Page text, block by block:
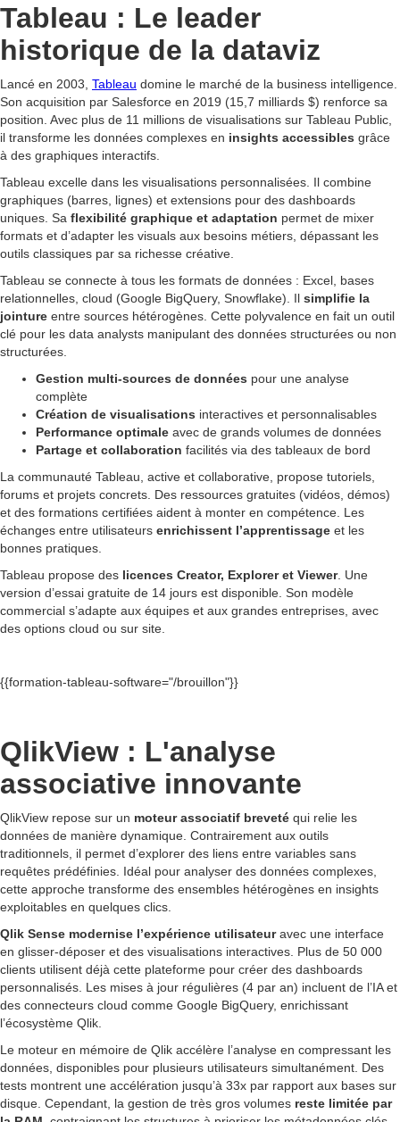
Tableau : Le leader
historique de la dataviz
Lancé en 2003, Tableau domine le marché de la business intelligence.
Son acquisition par Salesforce en 2019 (15,7 milliards $) renforce sa
position. Avec plus de 11 millions de visualisations sur Tableau Public,
il transforme les données complexes en insights accessibles grâce
à des graphiques interactifs.
Tableau excelle dans les visualisations personnalisées. Il combine
graphiques (barres, lignes) et extensions pour des dashboards
uniques. Sa flexibilité graphique et adaptation permet de mixer
formats et d’adapter les visuals aux besoins métiers, dépassant les
outils classiques par sa richesse créative.
Tableau se connecte à tous les formats de données : Excel, bases
relationnelles, cloud (Google BigQuery, Snowflake). Il simplifie la
jointure entre sources hétérogènes. Cette polyvalence en fait un outil
clé pour les data analysts manipulant des données structurées ou non
structurées.
Gestion multi-sources de données pour une analyse
complète
Création de visualisations interactives et personnalisables
Performance optimale avec de grands volumes de données
Partage et collaboration facilités via des tableaux de bord
La communauté Tableau, active et collaborative, propose tutoriels,
forums et projets concrets. Des ressources gratuites (vidéos, démos)
et des formations certifiées aident à monter en compétence. Les
échanges entre utilisateurs enrichissent l’apprentissage et les
bonnes pratiques.
Tableau propose des licences Creator, Explorer et Viewer. Une
version d’essai gratuite de 14 jours est disponible. Son modèle
commercial s’adapte aux équipes et aux grandes entreprises, avec
des options cloud ou sur site.
{{formation-tableau-software="/brouillon"}}
QlikView : L'analyse
associative innovante
QlikView repose sur un moteur associatif breveté qui relie les
données de manière dynamique. Contrairement aux outils
traditionnels, il permet d’explorer des liens entre variables sans
requêtes prédéfinies. Idéal pour analyser des données complexes,
cette approche transforme des ensembles hétérogènes en insights
exploitables en quelques clics.
Qlik Sense modernise l’expérience utilisateuravec une interface
en glisser-déposer et des visualisations interactives. Plus de 50 000
clients utilisent déjà cette plateforme pour créer des dashboards
personnalisés. Les mises à jour régulières (4 par an) incluent de l’IA et
des connecteurs cloud comme Google BigQuery, enrichissant
l’écosystème Qlik.
Le moteur en mémoire de Qlik accélère l’analyse en compressant les
données, disponibles pour plusieurs utilisateurs simultanément. Des
tests montrent une accélération jusqu’à 33x par rapport aux bases sur
disque. Cependant, la gestion de très gros volumes reste limitée par